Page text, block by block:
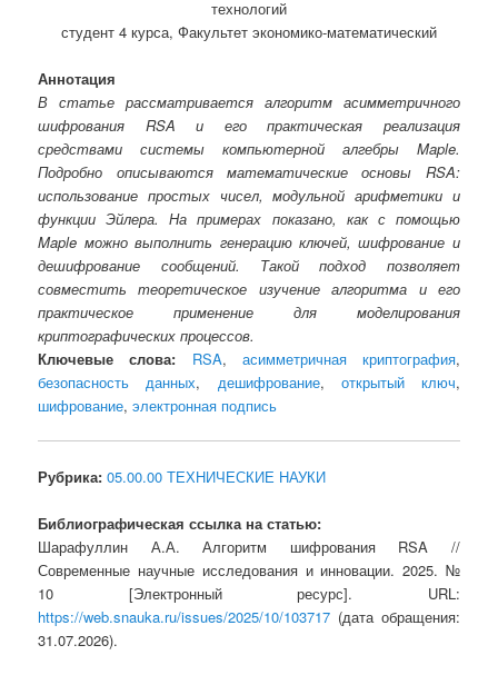
технологий
студент 4 курса, Факультет экономико-математический
Аннотация
В статье рассматривается алгоритм асимметричного
шифрования RSA и его практическая реализация
средствами системы компьютерной алгебры Maple.
Подробно описываются математические основы RSA:
использование простых чисел, модульной арифметики и
функции Эйлера. На примерах показано, как с помощью
Maple можно выполнить генерацию ключей, шифрование и
дешифрование сообщений. Такой подход позволяет
совместить теоретическое изучение алгоритма и его
практическое применение для моделирования
криптографических процессов.
Ключевые слова:
RSA, асимметричная криптография,
безопасность данных, дешифрование, открытый ключ,
шифрование,электронная подпись
Рубрика: 05.00.00 ТЕХНИЧЕСКИЕ НАУКИ
Библиографическая ссылка на статью:
Шарафуллин А.А. Алгоритм шифрования RSA //
Современные научные исследования и инновации. 2025. №
10 [Электронный ресурс]. URL:
https://web.snauka.ru/issues/2025/10/103717 (дата обращения:
31.07.2026).